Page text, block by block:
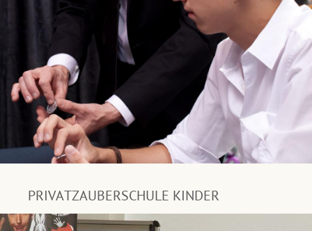
PRIVATZAUBERSCHULE KINDER